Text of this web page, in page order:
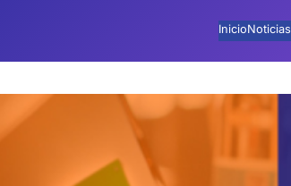
InicioNoticias